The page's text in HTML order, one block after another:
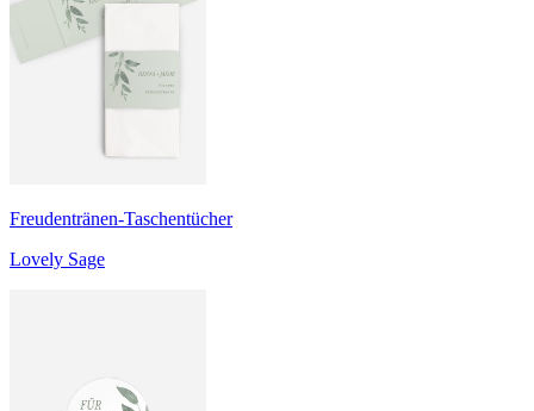
Freudentränen-Taschentücher
Lovely Sage